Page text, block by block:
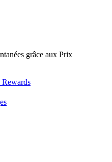
grâce aux Prix